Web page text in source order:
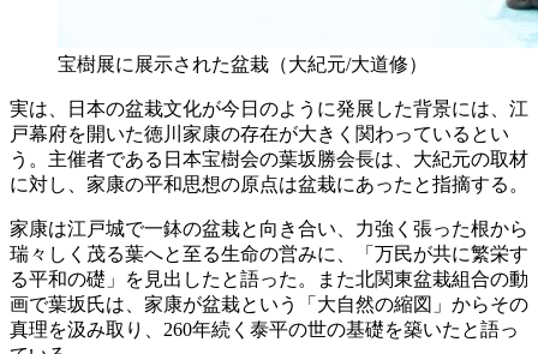
宝樹展に展示された盆栽（大紀元/大道修）
実は、日本の盆栽文化が今日のように発展した背景には、江
戸幕府を開いた徳川家康の存在が大きく関わっているとい
う。主催者である日本宝樹会の葉坂勝会長は、大紀元の取材
に対し、家康の平和思想の原点は盆栽にあったと指摘する。
家康は江戸城で一鉢の盆栽と向き合い、力強く張った根から
瑞々しく茂る葉へと至る生命の営みに、「万民が共に繁栄す
る平和の礎」を見出したと語った。また北関東盆栽組合の動
画で葉坂氏は、家康が盆栽という「大自然の縮図」からその
真理を汲み取り、260年続く泰平の世の基礎を築いたと語っ